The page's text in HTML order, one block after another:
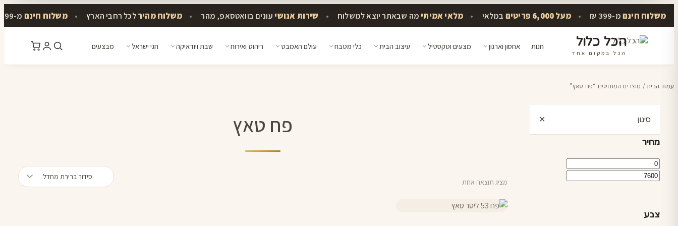
משלוח חינםמ-399 ₪ • מעל 6,000 פריטים במלאי • מלאי אמיתימה שבאתר יוצא למשלוח • שירות אנושיעונים בוואטסאפ, מהר • משלוח מהירלכל רחבי הארץ • משלוח חינם מ-399 ₪
הכל כלול
הכל במקום אחד
חנות אחסון וארגון מצעים וטקסטיל עיצוב הבית כלי מטבח עולם האמבט ריהוט ואירוח שבת ויודאיקה חגי ישראל מבצעים
עמוד הבית/ מוצרים המתויגים “פח טאץ”
סינון ✕
מחיר
מחיר
מינימלי
צבע
פח טאץ
מציג תוצאה אחת